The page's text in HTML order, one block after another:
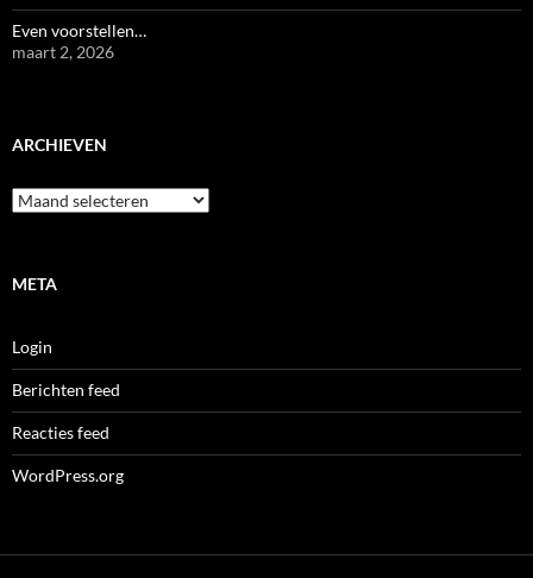
Even voorstellen…
maart 2, 2026
ARCHIEVEN
Archieven
META
Login
Berichten feed
Reacties feed
WordPress.org